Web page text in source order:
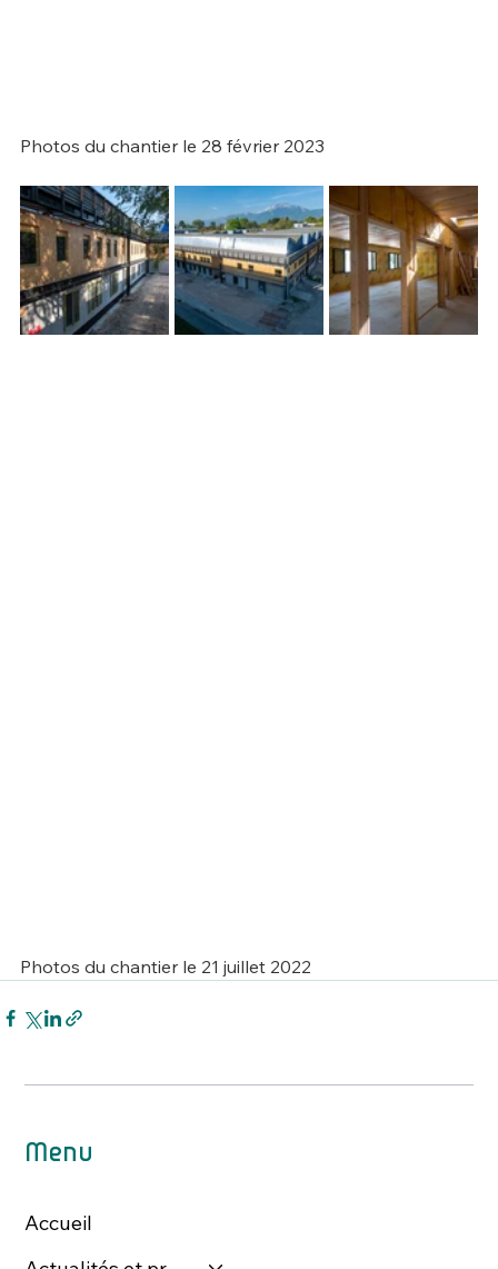
Photos du chantier le 28 février 2023
Photos du chantier le 21 juillet 2022
Menu
Accueil